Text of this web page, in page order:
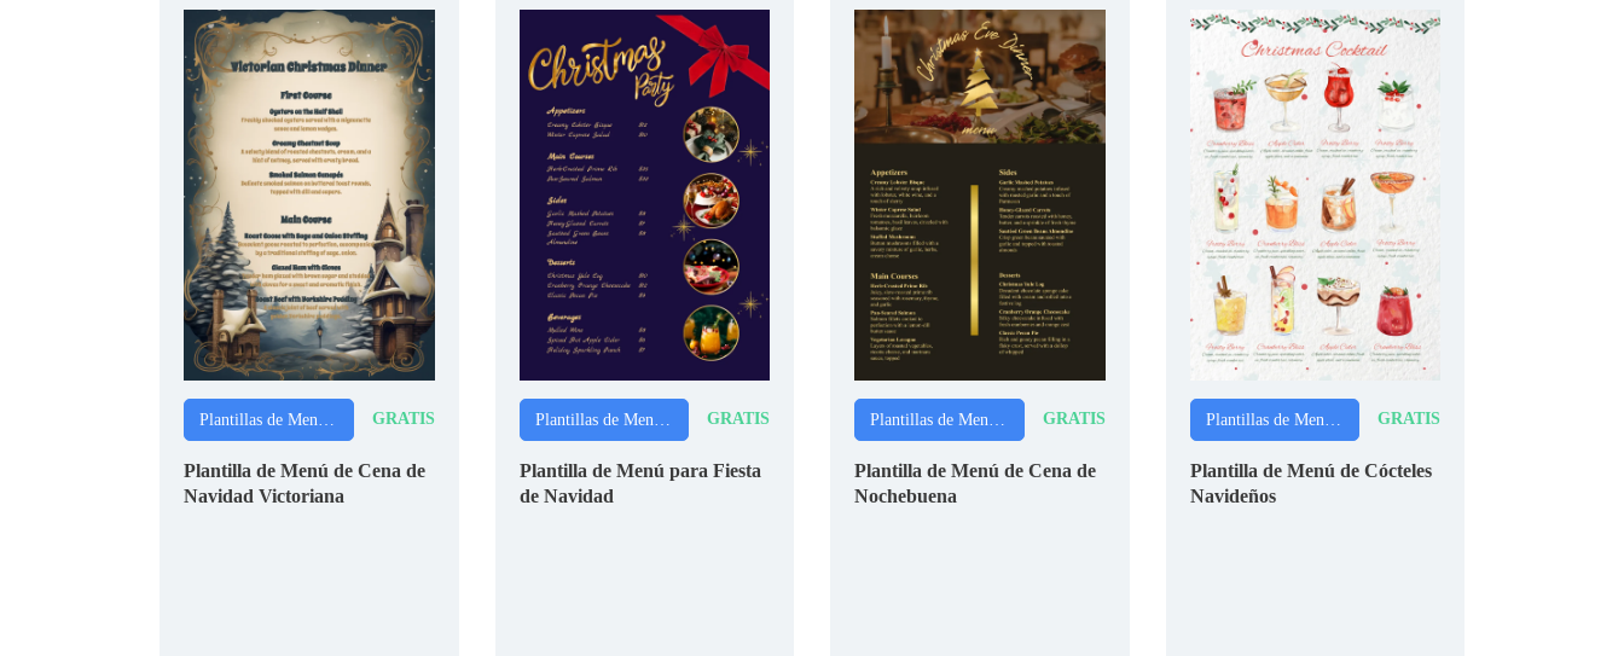
GRATIS
Plantilla de Menú de Cena de
Navidad Victoriana
GRATIS
Plantilla de Menú para Fiesta
de Navidad
GRATIS
Plantilla de Menú de Cena de
Nochebuena
GRATIS
Plantilla de Menú de Cócteles
Navideños